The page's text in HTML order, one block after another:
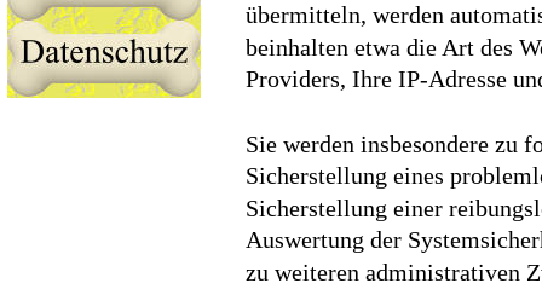
übermitteln, werden
beinhalten etwa die Art des
Providers, Ihre IP-Adresse
Sie werden insbesondere zu
Sicherstellung eines
Sicherstellung einer
Auswertung der
zu weiteren administrativen